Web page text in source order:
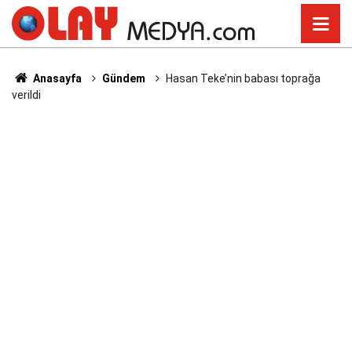
Anasayfa Gündem
Hasan Teke’nin babası toprağa
verildi